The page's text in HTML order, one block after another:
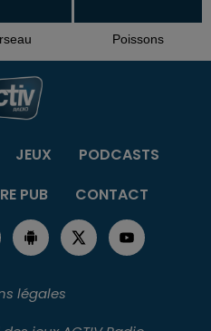
Poissons
JEUX
PODCASTS
PUB CONTACT
légales